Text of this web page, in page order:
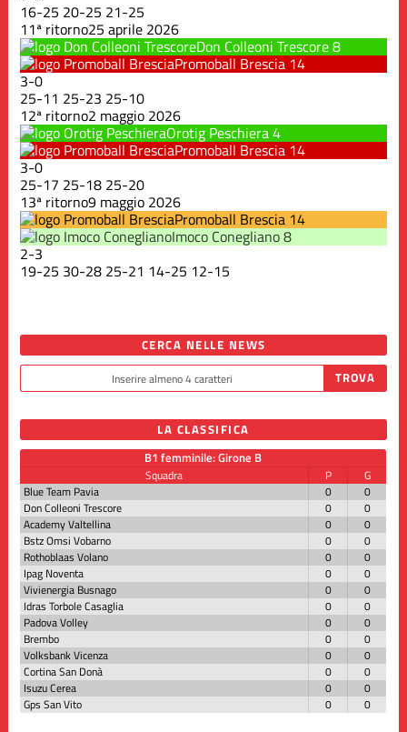
16-25 20-25 21-25
11ª ritorno25 aprile 2026
Don Colleoni Trescore8
Promoball Brescia 14
3-0
25-11 25-23 25-10
12ª ritorno2 maggio 2026
Orotig Peschiera4
Promoball Brescia 14
3-0
25-17 25-18 25-20
13ª ritorno9 maggio 2026
Promoball Brescia 14
Imoco Conegliano8
2-3
19-25 30-28 25-21 14-25 12-15
CERCA NELLE NEWS
LA CLASSIFICA
B1 femminile: Girone B
Squadra P
G
Blue Team Pavia
0
0
Don Colleoni Trescore
0
0
Academy Valtellina
0
0
Bstz Omsi Vobarno
0
0
Rothoblaas Volano
0
0
Ipag Noventa
0
0
Vivienergia Busnago
0
0
Idras Torbole Casaglia
0
0
Padova Volley
0
0
Brembo
0
0
Volksbank Vicenza
0
0
Cortina San Donà
0
0
Isuzu Cerea
0
0
Gps San Vito
0 0